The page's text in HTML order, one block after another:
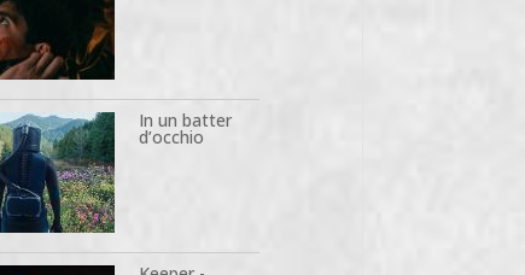
In un batter
d’occhio